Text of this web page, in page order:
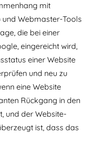
mit
und Webmaster-Tools
die bei einer
eingereicht wird,
einer Website
und neu zu
eine Website
Rückgang in den
und der Website-
ist, dass das